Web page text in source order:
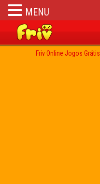
Friv Online Jogos Grátis
MENU